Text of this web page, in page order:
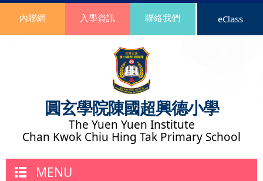
圓玄學院陳國超興德小學
The Yuen Yuen Institute
Chan Kwok Chiu Hing Tak Primary School
內聯網 入學資訊 聯絡我們 eClass
MENU